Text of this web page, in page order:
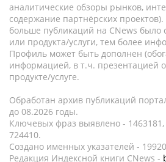
аналитические обзоры рынков,
содержание партнёрских
больше публикаций на CNews
или продукта/услуги, тем более
Профиль может быть дополнен
информацией, в т.ч. презентацией
продукте/услуге.
Обработан архив публикаций
до 08.2026 годы.
Ключевых фраз выявлено -
724410.
Создано именных указателей -
Редакция Индексной книги CNews -